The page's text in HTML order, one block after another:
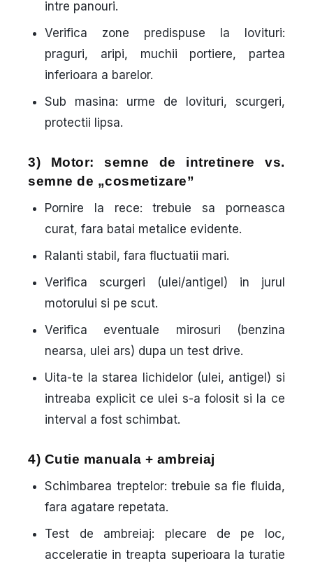
intre panouri.
Verifica zone predispuse la lovituri:
praguri, aripi, muchii portiere, partea
inferioara a barelor.
Sub masina: urme de lovituri, scurgeri,
protectii lipsa.
3) Motor: semne de intretinere vs.
semne de „cosmetizare”
Pornire la rece: trebuie sa porneasca
curat, fara batai metalice evidente.
Ralanti stabil, fara fluctuatii mari.
Verifica scurgeri (ulei/antigel) in jurul
motorului si pe scut.
Verifica eventuale mirosuri (benzina
nearsa, ulei ars) dupa un test drive.
Uita-te la starea lichidelor (ulei, antigel) si
intreaba explicit ce ulei s-a folosit si la ce
interval a fost schimbat.
4) Cutie manuala + ambreiaj
Schimbarea treptelor: trebuie sa fie fluida,
fara agatare repetata.
Test de ambreiaj: plecare de pe loc,
acceleratie in treapta superioara la turatie